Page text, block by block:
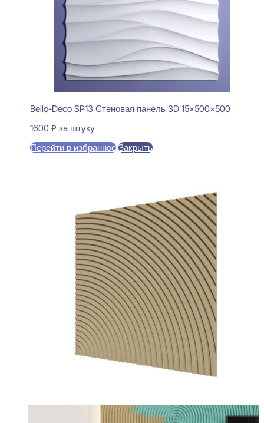
Bello-Deco SP13 Стеновая панель 3D 15x500x500
1600 ₽ за штуку
Перейти в избранное Закрыть